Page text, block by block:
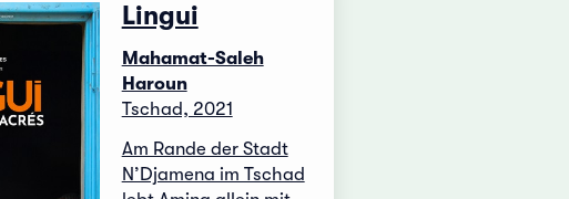
Lingui
Mahamat-Saleh
Haroun
Tschad, 2021
Am Rande der Stadt
N’Djamena im Tschad